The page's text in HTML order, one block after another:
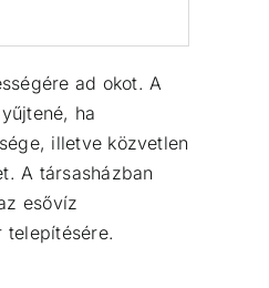
ad okot. A
ha
illetve közvetlen
A társasházban
esővíz
telepítésére.